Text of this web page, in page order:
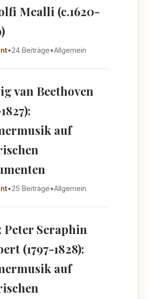
Mealli (c.1620-
•24 Beiträge•Allgemein
van Beethoven
auf
•25 Beiträge•Allgemein
Peter Seraphin
(1797-1828):
auf